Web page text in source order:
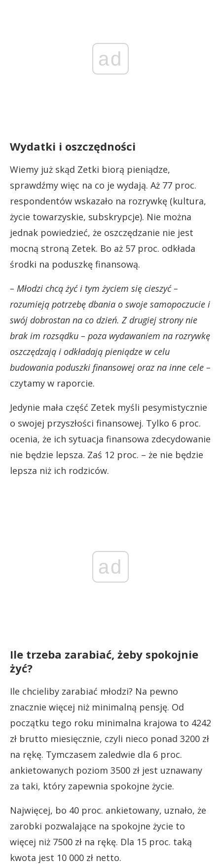
ad
Wydatki i oszczędności
Wiemy już skąd Zetki biorą pieniądze,
sprawdźmy więc na co je wydają. Aż 77 proc.
respondentów wskazało na rozrywkę (kultura,
życie towarzyskie, subskrypcje). Nie można
jednak powiedzieć, że oszczędzanie nie jest
mocną stroną Zetek. Bo aż 57 proc. odkłada
środki na poduszkę finansową.
– Młodzi chcą żyć i tym życiem się cieszyć –
rozumieją potrzebę dbania o swoje samopoczucie i
swój dobrostan na co dzień. Z drugiej strony nie
brak im rozsądku – poza wydawaniem na rozrywkę
oszczędzają i odkładają pieniądze w celu
budowania poduszki finansowej oraz na inne cele –
czytamy w raporcie.
Jedynie mała część Zetek myśli pesymistycznie
o swojej przyszłości finansowej. Tylko 6 proc.
ocenia, że ich sytuacja finansowa zdecydowanie
nie będzie lepsza. Zaś 12 proc. – że nie będzie
lepsza niż ich rodziców.
ad
Ile trzeba zarabiać, żeby spokojnie
żyć?
Ile chcieliby zarabiać młodzi? Na pewno
znacznie więcej niż minimalną pensję. Od
początku tego roku minimalna krajowa to 4242
zł brutto miesięcznie, czyli nieco ponad 3200 zł
na rękę. Tymczasem zaledwie dla 6 proc.
ankietowanych poziom 3500 zł jest uznawany
za taki, który zapewnia spokojne życie.
Najwięcej, bo 40 proc. ankietowany, uznało, że
zarobki pozwalające na spokojne życie to
więcej niż 7500 zł na rękę. Dla 15 proc. taką
kwota jest 10 000 zł netto.